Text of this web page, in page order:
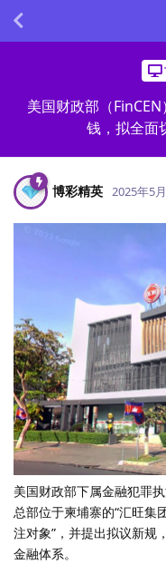
美国财政部（
钱，拟全面
博彩精英 2025年5
美国财政部下属金融犯罪
总部位于柬埔寨的“汇旺集
注对象”，并提出拟议新规
金融体系。